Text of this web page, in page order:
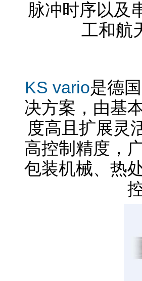
脉冲时序以及
工和航
KS vario是德
决方案，由基
度高且扩展灵
高控制精度，
包装机械、热